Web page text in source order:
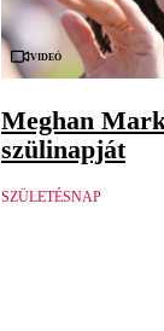
Videó
Meghan
szülinapját
SZÜLETÉSNAP